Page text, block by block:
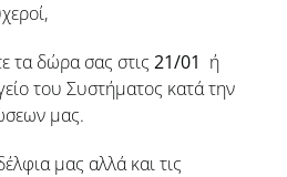
τα δώρα σας στις 21/01 ή
του Συστήματος κατά την
μας.
μας αλλά και τις